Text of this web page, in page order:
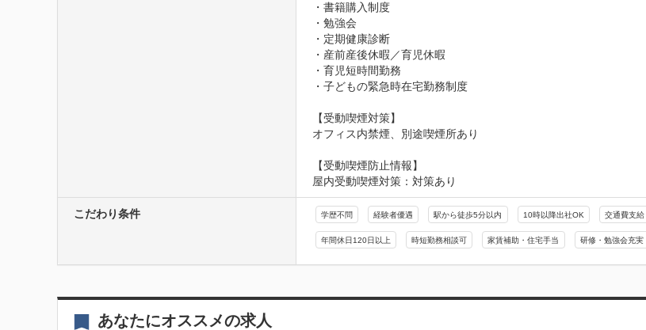
・書籍購入制度
・勉強会
・定期健康診断
・産前産後休暇／育児休暇
・育児短時間勤務
・子どもの緊急時在宅勤務制度
【受動喫煙対策】
オフィス内禁煙、別途喫煙所あり
【受動喫煙防止情報】
屋内受動喫煙対策：対策あり
こだわり条件 学歴不問 経験者優遇 駅から徒歩5分以内 10時以降出社OK 交通費支給
年間休日120日以上 時短勤務相談可 家賃補助・住宅手当 研修・勉強会充実
あなたにオススメの求人